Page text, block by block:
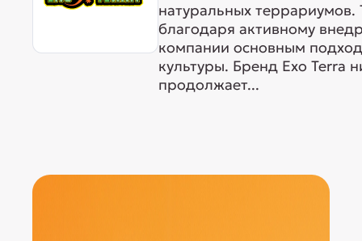
натуральных
благодаря активному
компании основным
культуры. Бренд Exo Terra
продолжает...